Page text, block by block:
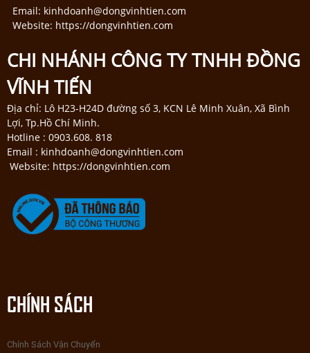
Email: kinhdoanh@dongvinhtien.com
Website: https://dongvinhtien.com
CHI NHÁNH CÔNG TY TNHH ĐỒNG
VĨNH TIẾN
Địa chỉ: Lô H23-H24D đường số 3, KCN Lê Minh Xuân, Xã Bình
Lợi, Tp.Hồ Chí Minh.
Hotline : 0903.608. 818
Email : kinhdoanh@dongvinhtien.com
Website: https://dongvinhtien.com
CHÍNH SÁCH
Chính Sách Vận Chuyển